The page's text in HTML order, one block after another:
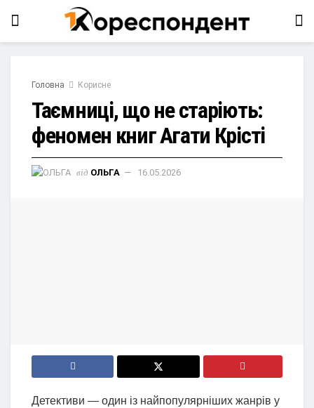
Головна Корисне
Таємниці, що не старіють:
феномен книг Агати Крісті
від ОЛЬГА 16.05.2026
Детективи — один із найпопулярніших жанрів у